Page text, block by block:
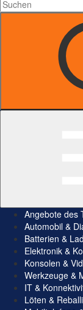
Angebote des
Automobil &
Batterien &
Elektronik &
Konsolen &
Werkzeuge &
IT &
Löten &